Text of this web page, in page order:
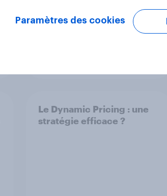
Le Dynamic Pricing : une
stratégie efficace ?
Paramètres des cookies